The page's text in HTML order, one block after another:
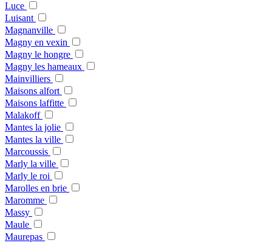
Luce
Luisant
Magnanville
Magny en vexin
Magny le hongre
Magny les hameaux
Mainvilliers
Maisons alfort
Maisons laffitte
Malakoff
Mantes la jolie
Mantes la ville
Marcoussis
Marly la ville
Marly le roi
Marolles en brie
Maromme
Massy
Maule
Maurepas